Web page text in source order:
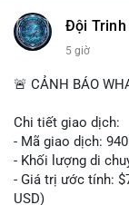
Đội Trinh
5 giờ
🚨 CẢNH BÁO
Chi tiết giao dịch:
- Mã giao dịch:
- Khối lượng di
- Giá trị ước tính:
USD)